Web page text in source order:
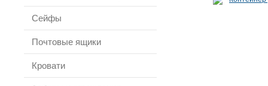
Сейфы
Почтовые ящики
Кровати